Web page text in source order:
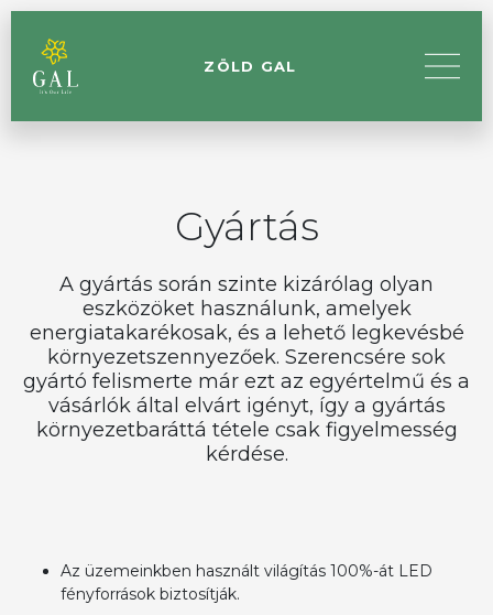
ZÖLD GAL
Gyártás
A gyártás során szinte kizárólag olyan
eszközöket használunk, amelyek
energiatakarékosak, és a lehető legkevésbé
környezetszennyezőek. Szerencsére sok
gyártó felismerte már ezt az egyértelmű és a
vásárlók által elvárt igényt, így a gyártás
környezetbaráttá tétele csak figyelmesség
kérdése.
Az üzemeinkben használt világítás 100%-át LED
fényforrások biztosítják.